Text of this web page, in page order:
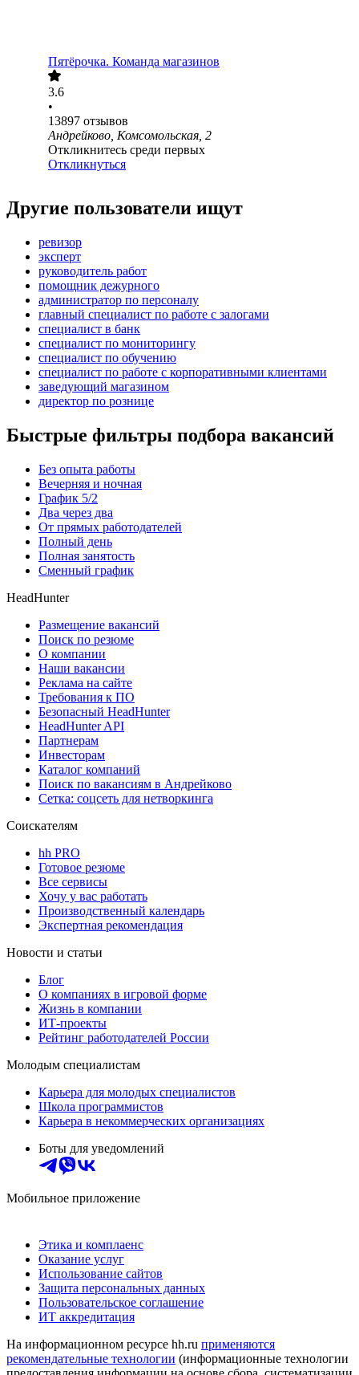
Пятёрочка. Команда магазинов
3.6
•
13897 отзывов
Андрейково, Комсомольская, 2
Откликнитесь среди первых
Откликнуться
Другие пользователи ищут
ревизор
эксперт
руководитель работ
помощник дежурного
администратор по персоналу
главный специалист по работе с залогами
специалист в банк
специалист по мониторингу
специалист по обучению
специалист по работе с корпоративными клиентами
заведующий магазином
директор по рознице
Быстрые фильтры подбора вакансий
Без опыта работы
Вечерняя и ночная
График 5/2
Два через два
От прямых работодателей
Полный день
Полная занятость
Сменный график
HeadHunter
Размещение вакансий
Поиск по резюме
О компании
Наши вакансии
Реклама на сайте
Требования к ПО
Безопасный HeadHunter
HeadHunter API
Партнерам
Инвесторам
Каталог компаний
Поиск по вакансиям в Андрейково
Сетка: соцсеть для нетворкинга
Соискателям
hh PRO
Готовое резюме
Все сервисы
Хочу у вас работать
Производственный календарь
Экспертная рекомендация
Новости и статьи
Блог
О компаниях в игровой форме
Жизнь в компании
ИТ-проекты
Рейтинг работодателей России
Молодым специалистам
Карьера для молодых специалистов
Школа программистов
Карьера в некоммерческих организациях
Боты для уведомлений
Мобильное приложение
Этика и комплаенс
Оказание услуг
Использование сайтов
Защита персональных данных
Пользовательское соглашение
ИТ аккредитация
На информационном ресурсе hh.ru применяются
рекомендательные технологии (информационные технологии